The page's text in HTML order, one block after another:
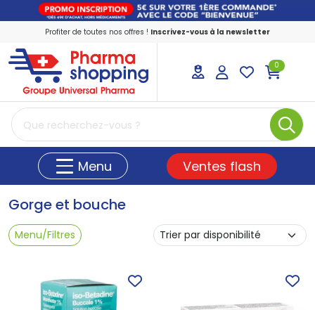
Profiter de toutes nos offres ! Inscrivez-vous à la newsletter
PharmaShopping Votre pharmacie en
0
Menu Ventes flash
Gorge et bouche
Menu/Filtres